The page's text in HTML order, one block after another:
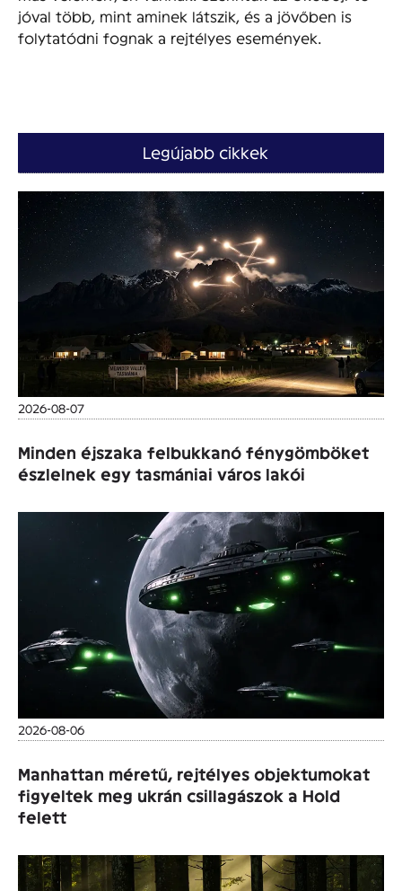
jóval több, mint aminek látszik, és a jövőben is
folytatódni fognak a rejtélyes események.
Legújabb cikkek
2026-08-07
Minden éjszaka felbukkanó fénygömböket
észlelnek egy tasmániai város lakói
2026-08-06
Manhattan méretű, rejtélyes objektumokat
figyeltek meg ukrán csillagászok a Hold
felett